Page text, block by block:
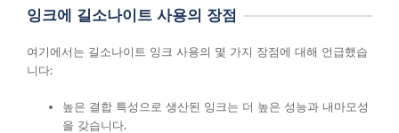
잉크에 길소나이트 사용의 장점
여기에서는 길소나이트 잉크 사용의 몇 가지 장점에 대해 언급했습
니다:
높은 결합 특성으로 생산된 잉크는 더 높은 성능과 내마모성
을 갖습니다.